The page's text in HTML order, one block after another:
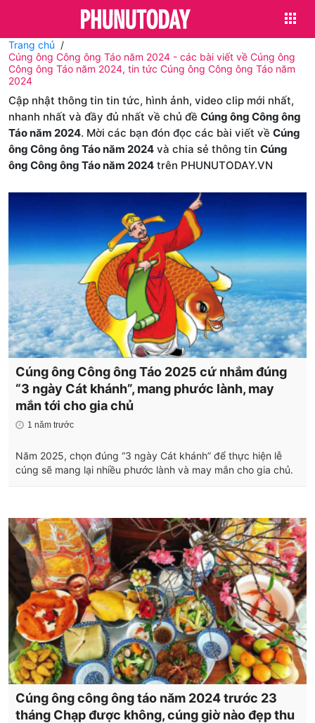
Trang chủ
Cúng ông Công ông Táo năm 2024 - các bài viết về Cúng ông
Công ông Táo năm 2024, tin tức Cúng ông Công ông Táo năm
2024
Cập nhật thông tin tin tức, hình ảnh, video clip mới nhất,
nhanh nhất và đầy đủ nhất về chủ đề Cúng ông Công ông
Táo năm 2024. Mời các bạn đón đọc các bài viết về Cúng
ông Công ông Táo năm 2024 và chia sẻ thông tin Cúng
ông Công ông Táo năm 2024 trên PHUNUTODAY.VN
Cúng ông Công ông Táo 2025 cứ nhắm đúng
“3 ngày Cát khánh”, mang phước lành, may
mắn tới cho gia chủ
1 năm trước
Năm 2025, chọn đúng “3 ngày Cát khánh” để thực hiện lễ
cúng sẽ mang lại nhiều phước lành và may mắn cho gia chủ.
Cúng ông công ông táo năm 2024 trước 23
tháng Chạp được không, cúng giờ nào đẹp thu